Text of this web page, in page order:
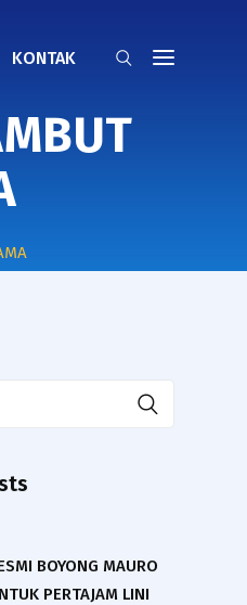
KONTAK
BOYONG MAURO
PERTAJAM LINI